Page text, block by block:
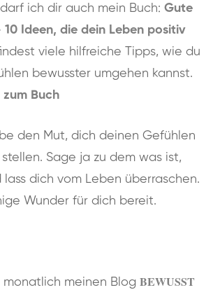
ich dir auch mein Buch: Gute
10 Ideen, die dein Leben positiv
viele hilfreiche Tipps, wie du
bewusster umgehen kannst.
zum Buch
den Mut, dich deinen Gefühlen
Sage ja zu dem was ist,
lass dich vom Leben überraschen.
Wunder für dich bereit.
monatlich meinen Blog BEWUSST